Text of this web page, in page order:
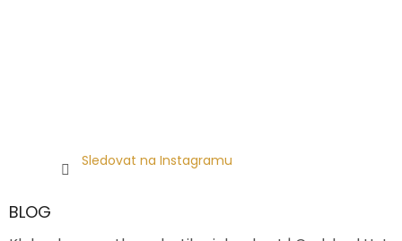
Sledovat na Instagramu
BLOG